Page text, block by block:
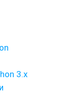
3.x